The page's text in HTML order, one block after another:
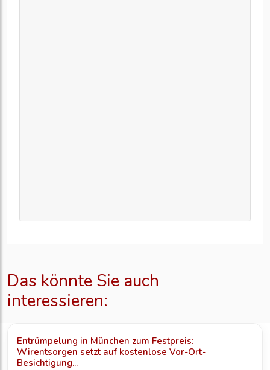
Das könnte Sie auch
interessieren:
Entrümpelung in München zum Festpreis:
Wirentsorgen setzt auf kostenlose Vor-Ort-
Besichtigung...